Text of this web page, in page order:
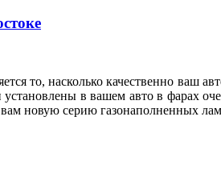
то, насколько качественно ваш
в вашем авто в фарах
новую серию газонаполненных